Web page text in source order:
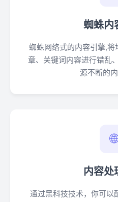
蜘蛛内
蜘蛛网络式的内容引擎,
章、关键词内容进行错乱
源不断的内
🌐
内容处
通过黑科技技术，你可以